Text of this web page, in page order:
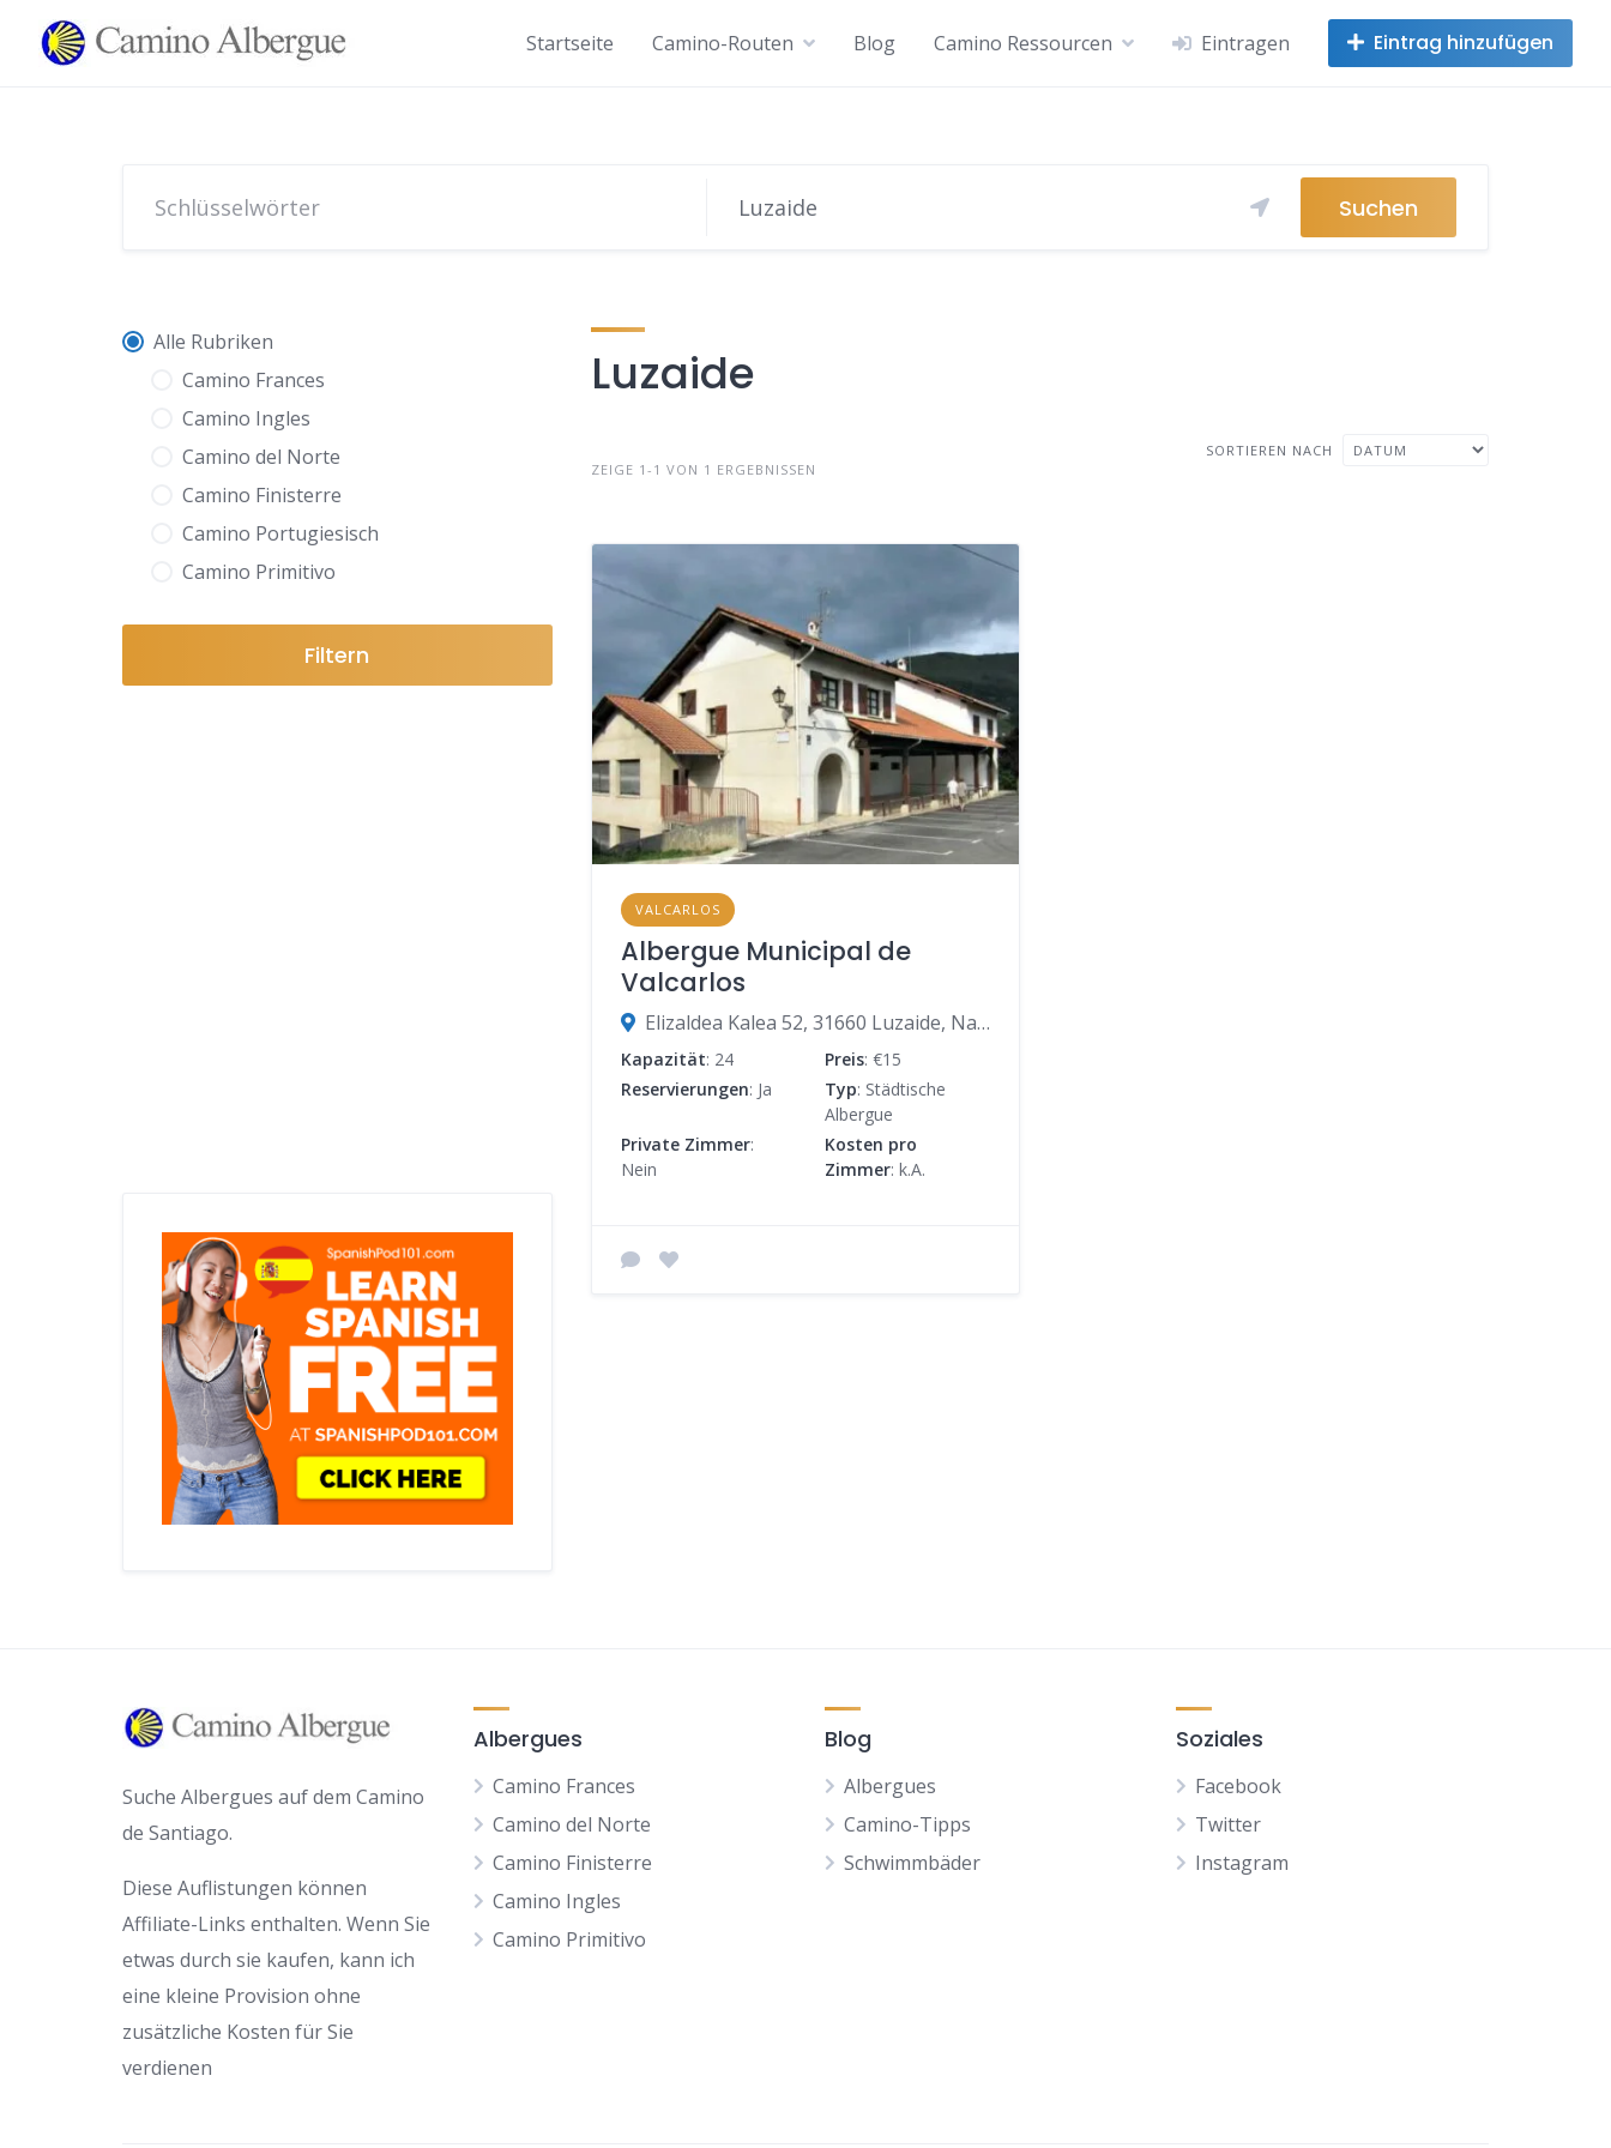
Inhalt
springen
Startseite Camino-Routen Blog Camino Ressourcen Eintragen Eintrag hinzufügen
Suchen
Alle Rubriken
Camino Frances
Camino Ingles
Camino del Norte
Camino Finisterre
Camino Portugiesisch
Camino Primitivo
Filtern
Luzaide
ZEIGE 1-1 VON 1 ERGEBNISSEN
SORTIEREN NACH
VALCARLOS
Albergue Municipal de
Valcarlos
Elizaldea Kalea 52, 31660 Luzaide, Navarra, Spanien
Kapazität: 24 Preis: €15
Reservierungen: Ja Typ: Städtische
Albergue
Private Zimmer:
Nein
Kosten pro
Zimmer: k.A.
Suche Albergues auf dem Camino
de Santiago.
Diese Auflistungen können
Affiliate-Links enthalten. Wenn Sie
etwas durch sie kaufen, kann ich
eine kleine Provision ohne
zusätzliche Kosten für Sie
verdienen
Albergues
Camino Frances
Camino del Norte
Camino Finisterre
Camino Ingles
Camino Primitivo
Blog
Albergues
Camino-Tipps
Schwimmbäder
Soziales
Facebook
Twitter
Instagram